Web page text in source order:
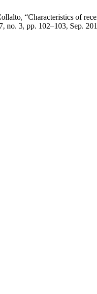
“Characteristics of
no. 3, pp. 102–103, Sep.